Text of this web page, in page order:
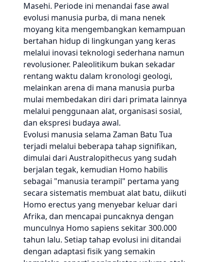
Masehi. Periode ini menandai fase awal
evolusi manusia purba, di mana nenek
moyang kita mengembangkan kemampuan
bertahan hidup di lingkungan yang keras
melalui inovasi teknologi sederhana namun
revolusioner. Paleolitikum bukan sekadar
rentang waktu dalam kronologi geologi,
melainkan arena di mana manusia purba
mulai membedakan diri dari primata lainnya
melalui penggunaan alat, organisasi sosial,
dan ekspresi budaya awal.
Evolusi manusia selama Zaman Batu Tua
terjadi melalui beberapa tahap signifikan,
dimulai dari Australopithecus yang sudah
berjalan tegak, kemudian Homo habilis
sebagai "manusia terampil" pertama yang
secara sistematis membuat alat batu, diikuti
Homo erectus yang menyebar keluar dari
Afrika, dan mencapai puncaknya dengan
munculnya Homo sapiens sekitar 300.000
tahun lalu. Setiap tahap evolusi ini ditandai
dengan adaptasi fisik yang semakin